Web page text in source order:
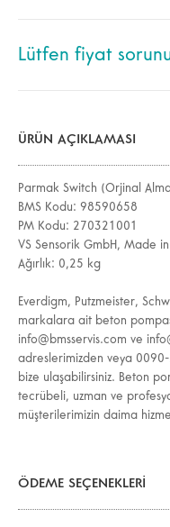
Lütfen fiyat
ÜRÜN AÇIKLAMASI
Parmak Switch (Orjinal
BMS Kodu: 98590658
PM Kodu: 270321001
VS Sensorik GmbH, Made
Ağırlık: 0,25 kg
Everdigm, Putzmeister,
markalara ait beton
info@bmsservis.com ve
adreslerimizden veya
bize ulaşabilirsiniz. Beton
tecrübeli, uzman ve
müşterilerimizin daima
ÖDEME SEÇENEKLERİ